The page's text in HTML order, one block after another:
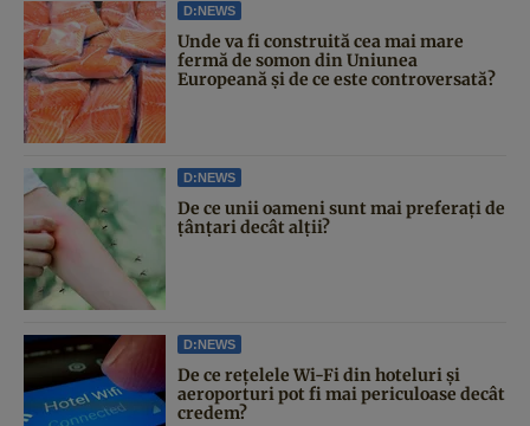
D:NEWS
Unde va fi construită cea mai mare
fermă de somon din Uniunea
Europeană și de ce este controversată?
D:NEWS
De ce unii oameni sunt mai preferați de
țânțari decât alții?
D:NEWS
De ce rețelele Wi-Fi din hoteluri și
aeroporturi pot fi mai periculoase decât
credem?